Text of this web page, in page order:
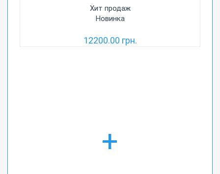
Хит продаж
Новинка
12200.00 грн.
+